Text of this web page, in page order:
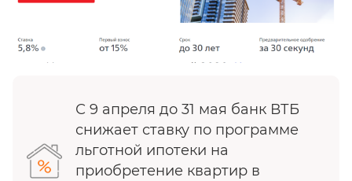
С 9 апреля до 31 мая банк ВТБ
снижает ставку по программе
льготной ипотеки на
приобретение квартир в